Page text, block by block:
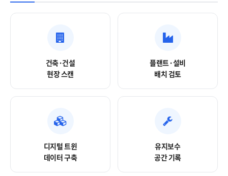
건축·건설
현장 스캔
플랜트·설비
배치 검토
디지털 트윈
데이터 구축
유지보수
공간 기록